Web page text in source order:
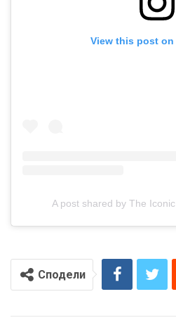
View this post on
A post shared by The
Сподели